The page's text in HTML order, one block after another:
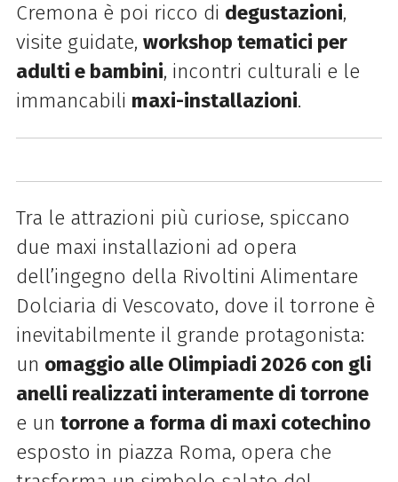
Cremona è poi ricco di degustazioni,
visite guidate, workshop tematici per
adulti e bambini, incontri culturali e le
immancabili maxi-installazioni.
Tra le attrazioni più curiose, spiccano
due maxi installazioni ad opera
dell’ingegno della Rivoltini Alimentare
Dolciaria di Vescovato, dove il torrone è
inevitabilmente il grande protagonista:
un omaggio alle Olimpiadi 2026 con gli
anelli realizzati interamente di torrone
e un torrone a forma di maxi cotechino
esposto in piazza Roma, opera che